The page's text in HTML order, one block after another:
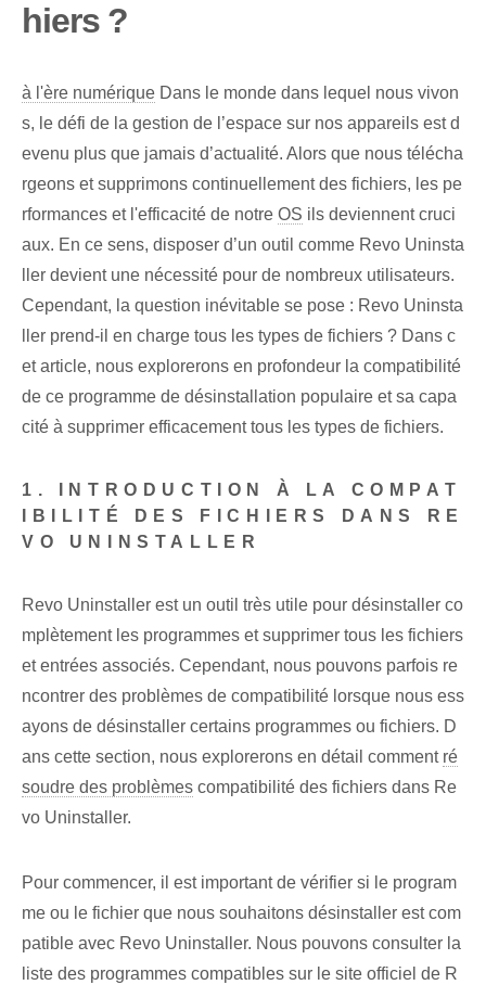
hiers ?
à l'ère numérique Dans le monde dans lequel nous vivon
s, le défi de la gestion de l’espace sur nos appareils est d
evenu plus que jamais d’actualité. Alors que nous télécha
rgeons et supprimons continuellement des fichiers, les pe
rformances et l'efficacité de notre OS ils deviennent cruci
aux. En ce sens, disposer d’un outil comme Revo Uninsta
ller devient une nécessité pour de nombreux utilisateurs.
Cependant, la question inévitable se pose : Revo Uninsta
ller prend-il en charge tous les types de fichiers ? Dans c
et article, nous explorerons en profondeur la compatibilité
de ce programme de désinstallation populaire et sa capa
cité à supprimer efficacement tous les types de fichiers.
1. INTRODUCTION À LA COMPAT
IBILITÉ DES FICHIERS DANS RE
VO UNINSTALLER
Revo Uninstaller est un outil très utile pour désinstaller co
mplètement les programmes et supprimer tous les fichiers
et entrées associés. Cependant, nous pouvons parfois re
ncontrer des problèmes de compatibilité lorsque nous ess
ayons de désinstaller certains programmes ou fichiers. D
ans cette section, nous explorerons en détail comment ré
soudre des problèmes compatibilité des fichiers dans Re
vo Uninstaller.
Pour commencer, il est important de vérifier si le program
me ou le fichier que nous souhaitons désinstaller est com
patible avec Revo Uninstaller. Nous pouvons consulter la
liste des programmes compatibles sur le site officiel de R